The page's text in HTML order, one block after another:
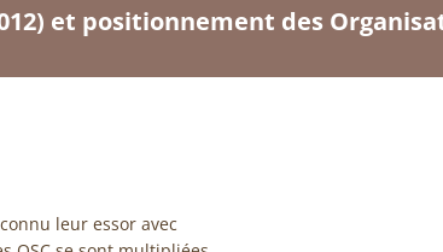
et positionnement des
leur essor avec